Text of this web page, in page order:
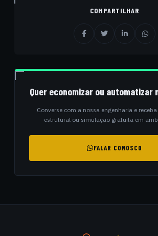
COMPARTILHAR
Quer economizar ou automatizar
Converse com a nossa engenharia e
estrutural ou simulação gratuita em
FALAR CONOSCO